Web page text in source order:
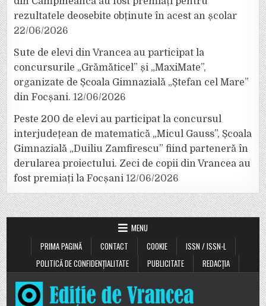
rezultatele deosebite obținute în acest an școlar
22/06/2026
Sute de elevi din Vrancea au participat la
concursurile „Grămăticel” și „MaxiMate”,
organizate de Școala Gimnazială „Ștefan cel Mare”
din Focșani. 12/06/2026
Peste 200 de elevi au participat la concursul
interjudețean de matematică „Micul Gauss”, Școala
Gimnazială „Duiliu Zamfirescu” fiind parteneră în
derularea proiectului. Zeci de copii din Vrancea au
fost premiați la Focșani 12/06/2026
MENU
PRIMA PAGINĂ
CONTACT COOKIE
ISSN / ISSN-L
POLITICĂ DE CONFIDENȚIALITATE
PUBLICITATE REDACȚIA